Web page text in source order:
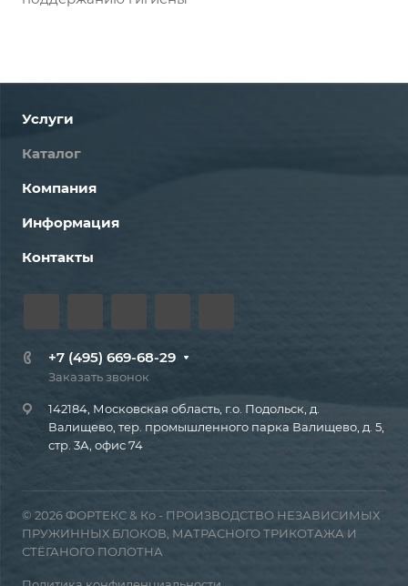
Услуги
Каталог
Компания
Информация
Контакты
+7 (495) 669-68-29
Заказать звонок
142184, Московская область, г.о. Подольск, д.
Валищево, тер. промышленного парка Валищево, д. 5,
стр. 3А, офис 74
© 2026 ФОРТЕКС & Ко - ПРОИЗВОДСТВО НЕЗАВИСИМЫХ
ПРУЖИННЫХ БЛОКОВ, МАТРАСНОГО ТРИКОТАЖА И
СТЁГАНОГО ПОЛОТНА